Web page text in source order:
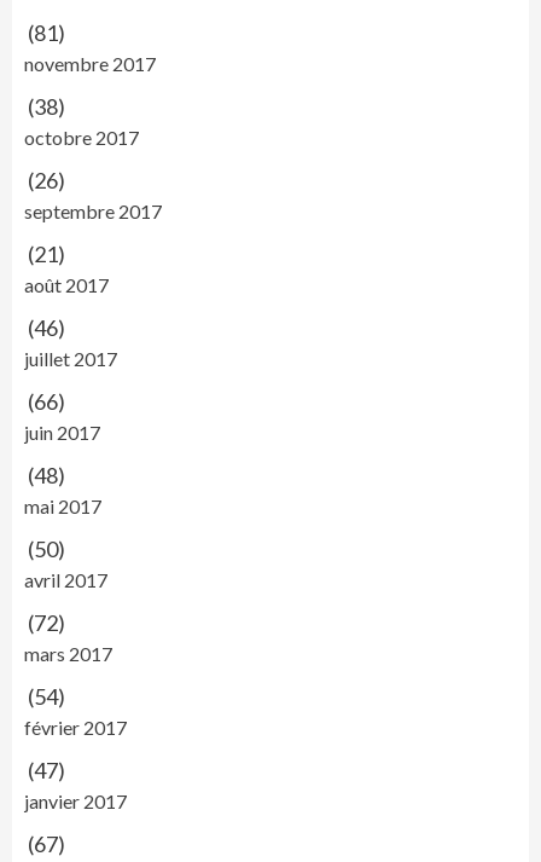
(81)
novembre 2017
(38)
octobre 2017
(26)
septembre 2017
(21)
août 2017
(46)
juillet 2017
(66)
juin 2017
(48)
mai 2017
(50)
avril 2017
(72)
mars 2017
(54)
février 2017
(47)
janvier 2017
(67)